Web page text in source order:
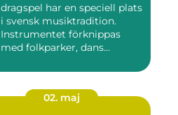
dragspel har en speciell plats
i svensk musiktradition.
Instrumentet förknippas
med folkparker, dans...
02. maj